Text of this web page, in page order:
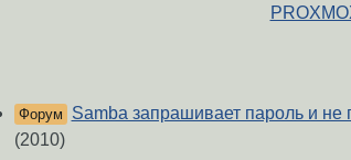
Форум
Samba запрашивает пароль и не
(2010)